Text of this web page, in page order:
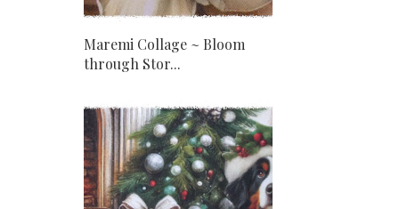
Maremi Collage ~ Bloom
through Stor...